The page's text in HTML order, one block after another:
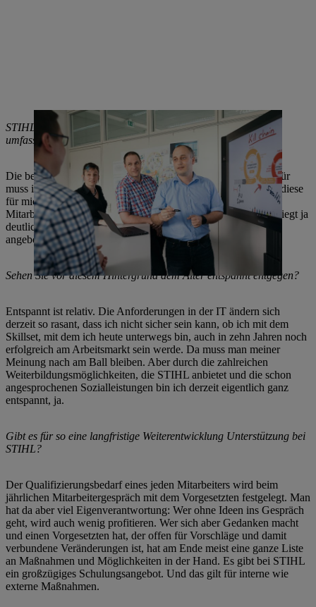
STIHL ist neben den flexiblen Arbeitszeiten auch für seine
umfassenden Sozialleistungen bekannt. Welche nutzen Sie?
Die betriebliche Altersvorsorge. Aber das ist auch einfach, dafür
muss ich ja eigentlich nichts machen. Das Unternehmen spart diese
für mich an – automatisch. Aktiv nutze ich die
Mitarbeiterkapitalbeteiligung. Die Verzinsung meiner Anteile liegt ja
deutlich über dem, was derzeit sonst auf dem Kapitalmarkt
angeboten wird.
Sehen Sie vor diesem Hintergrund dem Alter entspannt entgegen?
Entspannt ist relativ. Die Anforderungen in der IT ändern sich
derzeit so rasant, dass ich nicht sicher sein kann, ob ich mit dem
Skillset, mit dem ich heute unterwegs bin, auch in zehn Jahren noch
erfolgreich am Arbeitsmarkt sein werde. Da muss man meiner
Meinung nach am Ball bleiben. Aber durch die zahlreichen
Weiterbildungsmöglichkeiten, die STIHL anbietet und die schon
angesprochenen Sozialleistungen bin ich derzeit eigentlich ganz
entspannt, ja.
Gibt es für so eine langfristige Weiterentwicklung Unterstützung bei
STIHL?
Der Qualifizierungsbedarf eines jeden Mitarbeiters wird beim
jährlichen Mitarbeitergespräch mit dem Vorgesetzten festgelegt. Man
hat da aber viel Eigenverantwortung: Wer ohne Ideen ins Gespräch
geht, wird auch wenig profitieren. Wer sich aber Gedanken macht
und einen Vorgesetzten hat, der offen für Vorschläge und damit
verbundene Veränderungen ist, hat am Ende meist eine ganze Liste
an Maßnahmen und Möglichkeiten in der Hand. Es gibt bei STIHL
ein großzügiges Schulungsangebot. Und das gilt für interne wie
externe Maßnahmen.